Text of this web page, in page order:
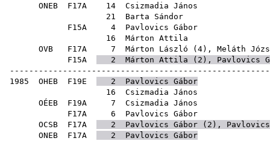
ONEB F17A 14
Csizmadia János
21
Barta Sándor
F15A 4
Pavlovics Gábor
16
Márton Attila
OVB F17A 7 Márton László ( 4), Meláth
F15A
2 Márton Attila ( 2 ), Pavlovics
1985 OHEB F19E 2
Pavlovics Gábor
16
Csizmadia János
OÉEB F19A 7
Csizmadia János
F17A 6
Pavlovics Gábor
OCSB F17A 2 Pavlovics Gábor ( 2 ),
ONEB F17A 2
Pavlovics Gábor